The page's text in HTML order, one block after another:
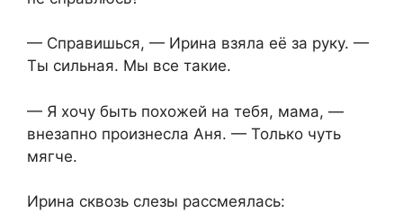
— Справишься, — Ирина взяла её за руку. —
Ты сильная. Мы все такие.
— Я хочу быть похожей на тебя, мама, —
внезапно произнесла Аня. — Только чуть
мягче.
Ирина сквозь слезы рассмеялась: